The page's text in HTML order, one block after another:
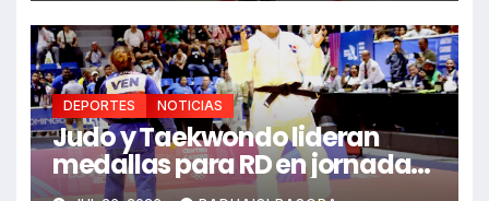
DEPORTES NOTICIAS
Judo y Taekwondo lideran
medallas para RD en jornada
de Juego Santo Domingo 2026